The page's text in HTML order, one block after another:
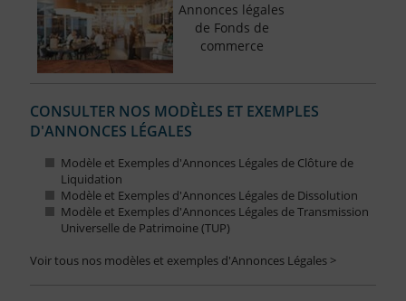
Annonces légales
de Fonds de
commerce
CONSULTER NOS MODÈLES ET EXEMPLES
D'ANNONCES LÉGALES
Modèle et Exemples d'Annonces Légales de Clôture de
Liquidation
Modèle et Exemples d'Annonces Légales de Dissolution
Modèle et Exemples d'Annonces Légales de Transmission
Universelle de Patrimoine (TUP)
Voir tous nos modèles et exemples d'Annonces Légales >